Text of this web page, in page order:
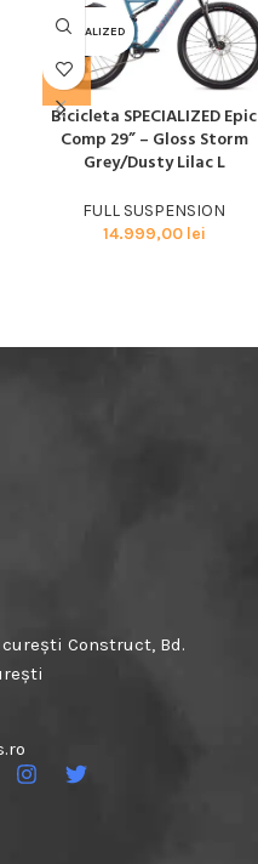
SPECIALIZED
Bicicleta SPECIALIZED Epic
Comp 29” – Gloss Storm
Grey/Dusty Lilac L
FULL SUSPENSION
14.999,00 lei
Construct, Bd.